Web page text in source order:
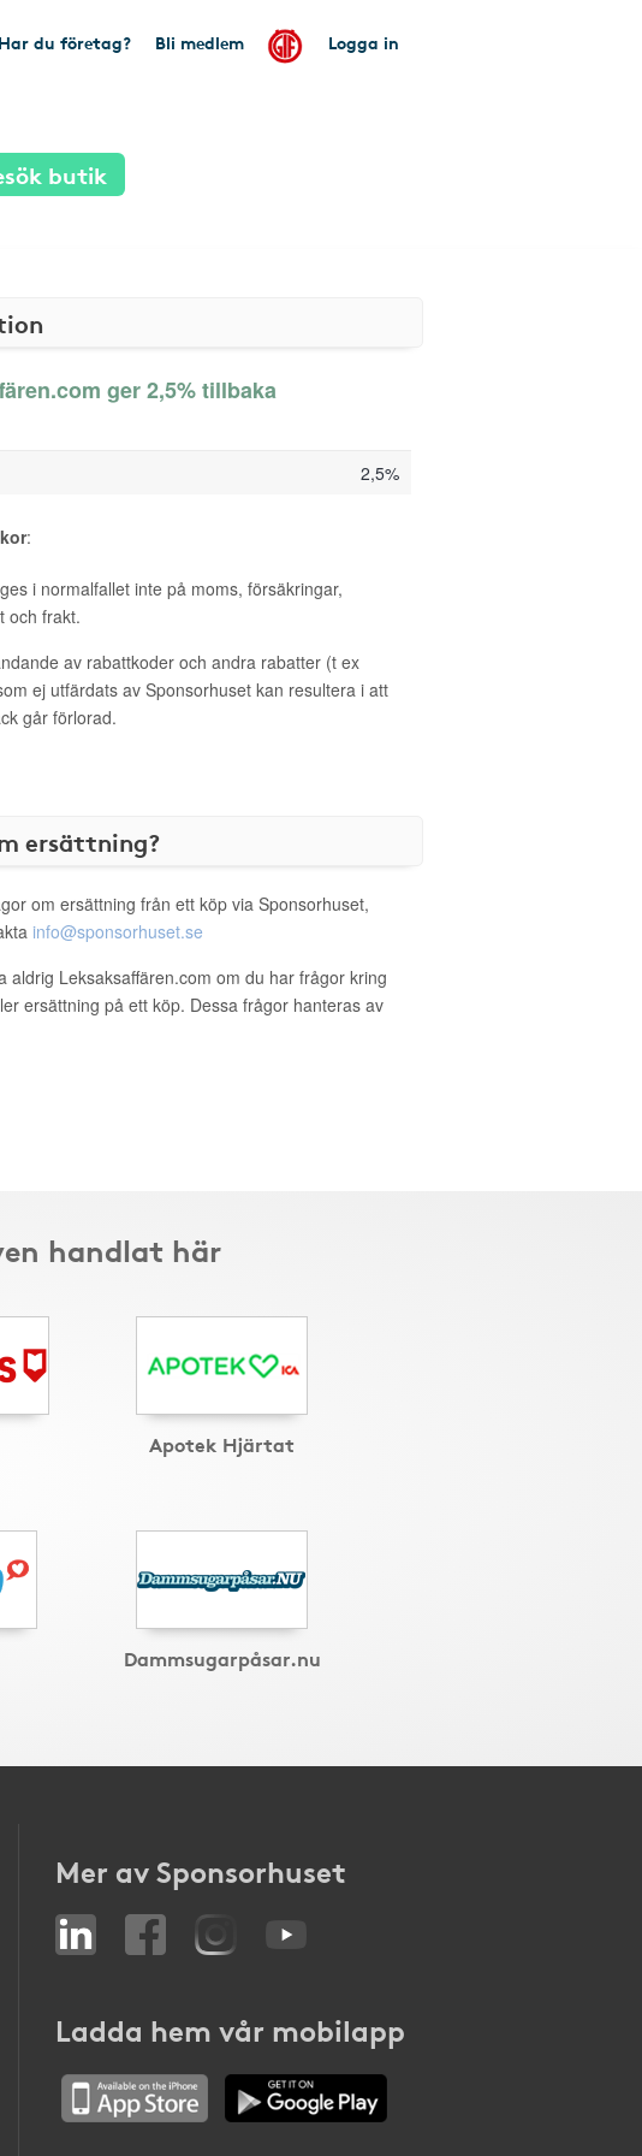
Har du företag? Bli medlem Logga in
butik
ger 2,5% tillbaka
2,5%
:
i normalfallet inte på moms, försäkringar,
och frakt.
av rabattkoder och andra rabatter (t ex
ej utfärdats av Sponsorhuset kan resultera i att
går förlorad.
ersättning?
om ersättning från ett köp via Sponsorhuset,
info@sponsorhuset.se
aldrig Leksaksaffären.com om du har frågor kring
ersättning på ett köp. Dessa frågor hanteras av
handlat här
Apotek Hjärtat
Dammsugarpåsar.nu
Mer av Sponsorhuset
Ladda hem vår mobilapp